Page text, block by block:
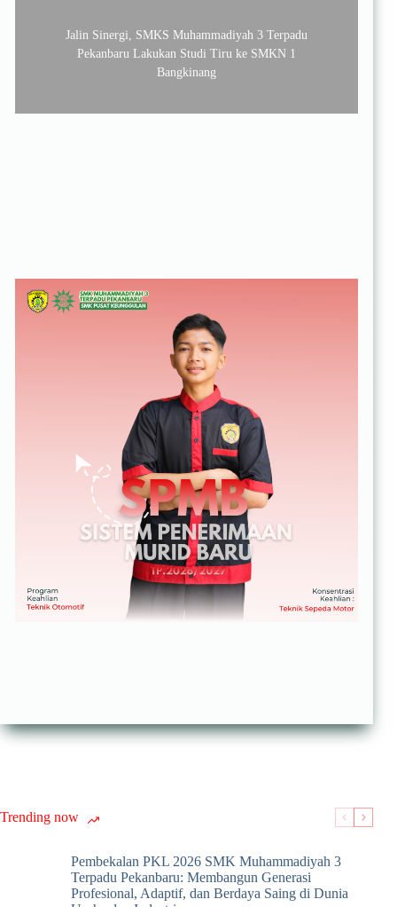
Jalin Sinergi, SMKS Muhammadiyah 3 Terpadu
Pekanbaru Lakukan Studi Tiru ke SMKN 1
Bangkinang
Trending now
Pembekalan PKL 2026 SMK Muhammadiyah 3
Terpadu Pekanbaru: Membangun Generasi
Profesional, Adaptif, dan Berdaya Saing di Dunia